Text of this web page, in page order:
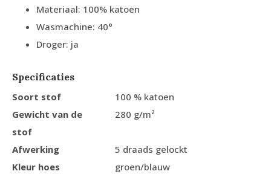
Materiaal: 100% katoen
Wasmachine: 40°
Droger: ja
Specificaties
Soort stof
100 % katoen
Gewicht van de
stof
280 g/m²
Afwerking
5 draads gelockt
Kleur hoes
groen/blauw